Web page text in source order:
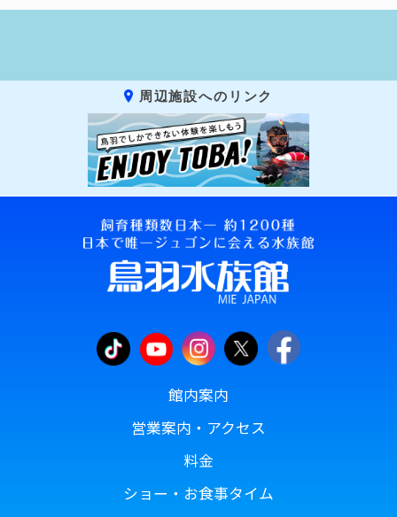
周辺施設へのリンク
館内案内
営業案内・アクセス
料金
ショー・お食事タイム